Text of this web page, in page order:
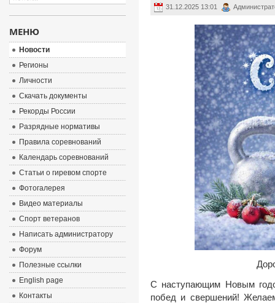
31.12.2025 13:01
С наступающим Новым
побед и свершений!
МЕНЮ
Новости
Регионы
Личности
Скачать документы
Рекорды России
Разрядные нормативы
Правила соревнований
Календарь соревнований
Статьи о гиревом спорте
Фотогалерея
Видео материалы
Спорт ветеранов
Написать администратору
Форум
Полезные ссылки
English page
Контакты